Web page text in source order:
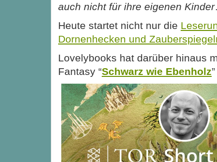
auch nicht für ihre eigenen Kinder
Heute startet nicht nur die
Dornenhecken und
Lovelybooks hat darüber hinaus
Fantasy “Schwarz wie Ebenholz